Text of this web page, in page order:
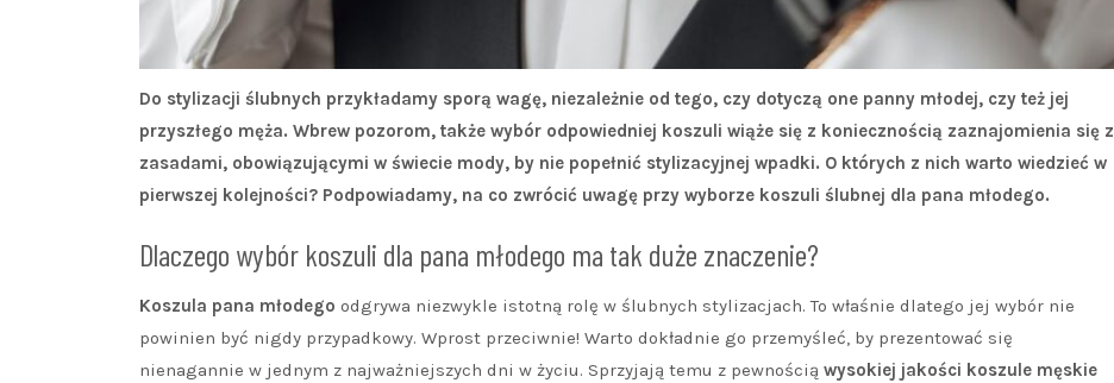
Do stylizacji ślubnych przykładamy sporą wagę, niezależnie od tego, czy dotyczą one panny młodej, czy też jej
przyszłego męża. Wbrew pozorom, także wybór odpowiedniej koszuli wiąże się z koniecznością zaznajomienia się z
zasadami, obowiązującymi w świecie mody, by nie popełnić stylizacyjnej wpadki. O których z nich warto wiedzieć w
pierwszej kolejności? Podpowiadamy, na co zwrócić uwagę przy wyborze koszuli ślubnej dla pana młodego.
Dlaczego wybór koszuli dla pana młodego ma tak duże znaczenie?
Koszula pana młodego odgrywa niezwykle istotną rolę w ślubnych stylizacjach. To właśnie dlatego jej wybór nie
powinien być nigdy przypadkowy. Wprost przeciwnie! Warto dokładnie go przemyśleć, by prezentować się
nienagannie w jednym z najważniejszych dni w życiu. Sprzyjają temu z pewnością wysokiej jakości koszule męskie